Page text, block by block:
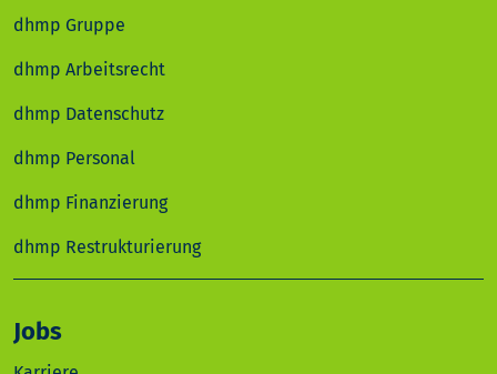
dhmp Gruppe
dhmp Arbeitsrecht
dhmp Datenschutz
dhmp Personal
dhmp Finanzierung
dhmp Restrukturierung
Jobs